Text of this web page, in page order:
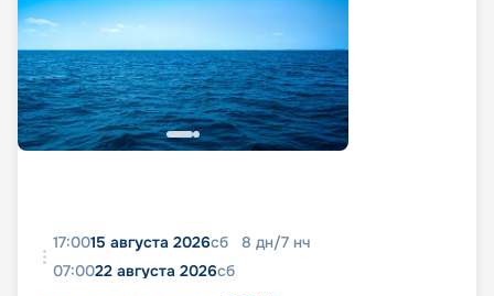
17:0015 августа 2026сб 8 дн/7 нч
07:0022 августа 2026сб